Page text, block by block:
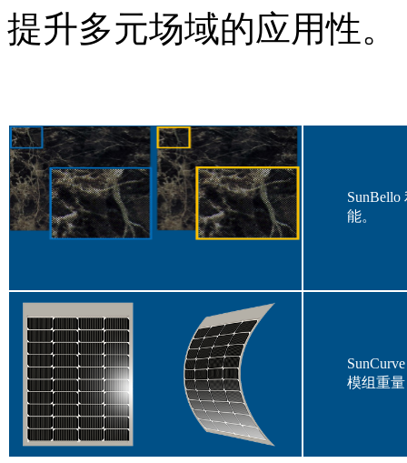
提升多元场域的应用性。
能。
模组重